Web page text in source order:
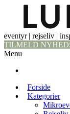
eventyr | rejseliv |
TILMELD
Menu
Forside
Kategorier